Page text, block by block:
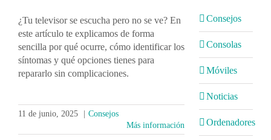
¿Tu televisor se escucha pero no se ve? En
este artículo te explicamos de forma
sencilla por qué ocurre, cómo identificar los
síntomas y qué opciones tienes para
repararlo sin complicaciones.
11 de junio, 2025
Consejos
Más información
Consejos
Consolas
Móviles
Noticias
Ordenadores